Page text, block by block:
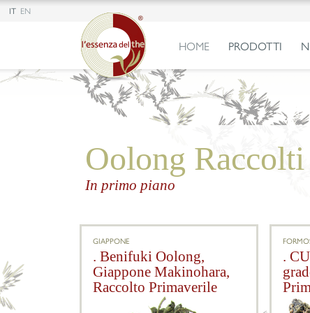
IT EN
HOME PRODOTTI
Oolong
In primo piano
GIAPPONE
. Benifuki Oolong,
Giappone Makinohara,
Raccolto Primaverile
.